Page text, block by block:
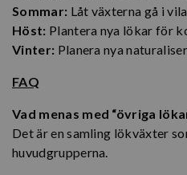
Sommar: Låt växterna gå i
Höst: Plantera nya lökar för
Vinter: Planera nya
FAQ
Vad menas med “övriga
Det är en samling lökväxter
huvudgrupperna.